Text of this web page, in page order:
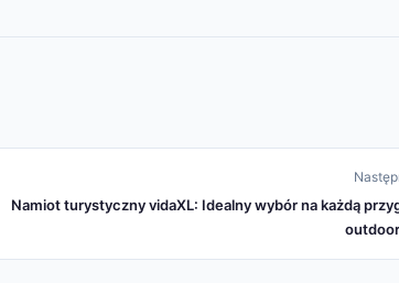
Namiot turystyczny vidaXL: Idealny wybór na każdą